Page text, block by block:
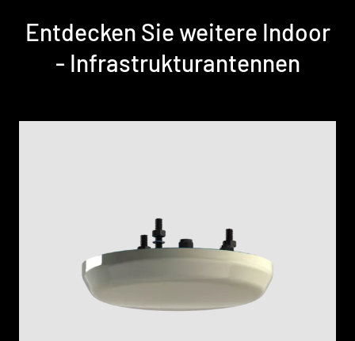
Entdecken Sie weitere Indoor
- Infrastruktur­antennen